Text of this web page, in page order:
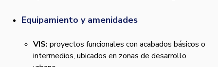
Equipamiento y amenidades
VIS: proyectos funcionales con acabados básicos o
intermedios, ubicados en zonas de desarrollo